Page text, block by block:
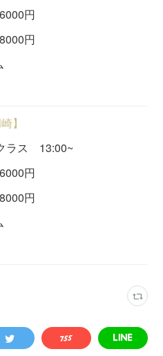
円
円
】
ラス 13:00~
円
円